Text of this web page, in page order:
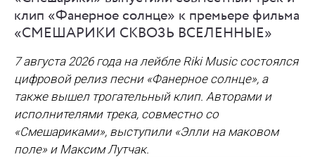
клип «Фанерное солнце» к премьере фильма
«СМЕШАРИКИ СКВОЗЬ ВСЕЛЕННЫЕ»
7 августа 2026 года на лейбле Riki Music состоялся
цифровой релиз песни «Фанерное солнце», а
также вышел трогательный клип. Авторами и
исполнителями трека, совместно со
«Смешариками», выступили «Элли на маковом
поле» и Максим Лутчак.